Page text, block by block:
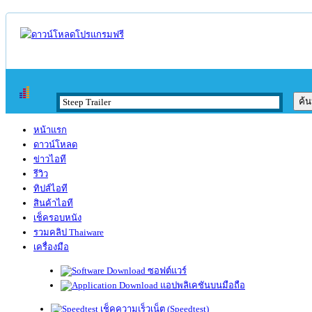
หน้าแรก
ดาวน์โหลด
ข่าวไอที
รีวิว
ทิปส์ไอที
สินค้าไอที
เช็ครอบหนัง
รวมคลิป Thaiware
เครื่องมือ
ซอฟต์แวร์
แอปพลิเคชันบนมือถือ
เช็คความเร็วเน็ต (Speedtest)